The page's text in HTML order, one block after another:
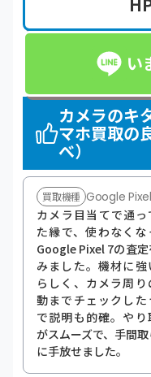
い
カメラのキ
マホ買取の
べ）
買取機種 Google
カメラ目当てで通っ
た縁で、使わなくな
Google Pixel 7の査
みました。機材に強
らしく、カメラ周り
動までチェックした
で説明も的確。やり
がスムーズで、手間
に手放せました。